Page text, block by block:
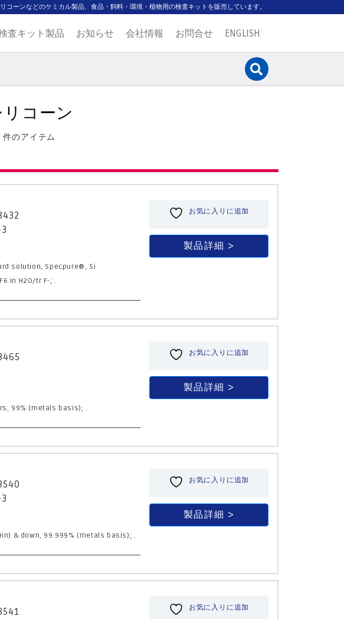
コーンなどのケミカル製品、食品・飼料・環境・植物用の検査キットを販売しています。
査キット製品 お知らせ 会社情報 お問合せ ENGLISH
リコーン
件のアイテム
solution, Specpure®, Si
in H2O/tr F-; .
お気に入りに追加
製品詳細
99% (metals basis); .
お気に入りに追加
製品詳細
& down, 99.999% (metals basis); .
お気に入りに追加
製品詳細
お気に入りに追加